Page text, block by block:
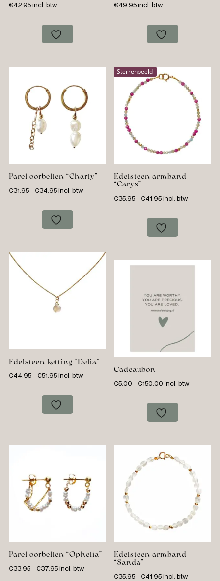
€42.95incl. btw €49.95incl. btw
Parel oorbellen “Charly”
€31.95 - €34.95Prijsklasse:
tot
€34.95
incl. btw
Sterrenbeeld
Edelsteen armband
“Carys”
€35.95 - €41.95Prijsklasse:
tot
€41.95
incl. btw
Edelsteen ketting “Delia”
€44.95 - €51.95Prijsklasse:
tot
€51.95
incl. btw
Cadeaubon
€5.00 - €150.00 Prijsklasse:
tot
€150.00
incl. btw
Parel oorbellen “Ophelia”
€33.95 - €37.95Prijsklasse:
incl. btw
Edelsteen armband
“Sanda”
€35.95 - €41.95Prijsklasse:
incl. btw